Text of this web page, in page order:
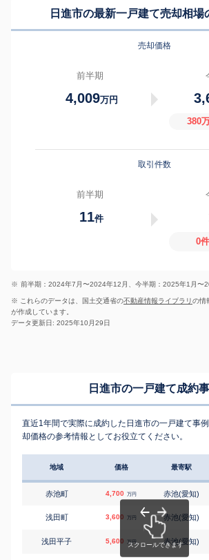
日進市の最新一戸建て売却相場
売却価格
前半期
4,009万円
380
取引件数
前半期
11件
0
※ 前半期：2024年7月〜2024年12月、今半期：2025年1月〜
※ これらのデータは、国土交通省の不動産情報ライブラリの情
が作成しています。
データ更新日: 2025年10月29日
日進市の一戸建て成約
直近1年間で実際に成約した日進市の一戸建て事
却価格の参考情報としてお役立てください。
地域 価格 最寄駅
赤池町 4,700 万円 赤池(愛知)
浅田町 3,600 万円 赤池(愛知)
浅田平子 5,600 万円 赤池(愛知)